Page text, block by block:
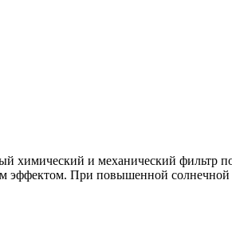
химический и механический фильтр
При повышенной солнечной